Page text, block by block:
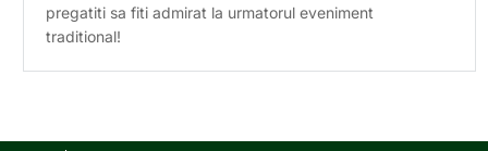
pregatiti sa fiti admirat la urmatorul eveniment
traditional!